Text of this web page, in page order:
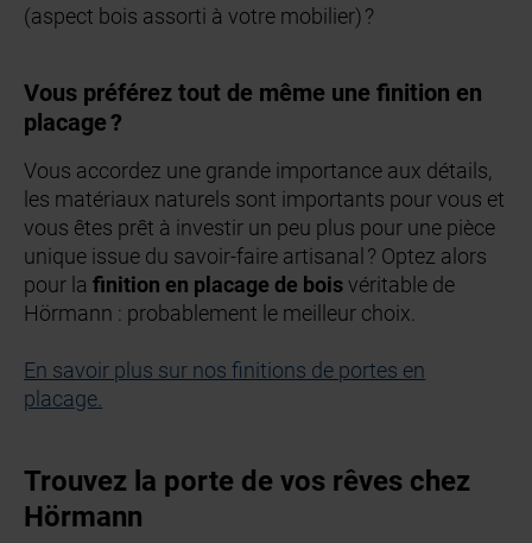
(aspect bois assorti à votre mobilier) ?
Vous préférez tout de même une finition en
placage ?
Vous accordez une grande importance aux détails,
les matériaux naturels sont importants pour vous et
vous êtes prêt à investir un peu plus pour une pièce
unique issue du savoir-faire artisanal ? Optez alors
pour lafinition en placage de boisvéritable de
Hörmann : probablement le meilleur choix.
En savoir plus sur nos finitions de portes en
placage.
Trouvez la porte de vos rêves chez
Hörmann